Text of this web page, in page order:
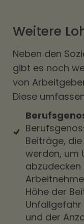
Weitere
Neben den
gibt es noch
von
Diese
Beiträge,
werden, um
abzudecken
Höhe der
Unfallgefahr
und der